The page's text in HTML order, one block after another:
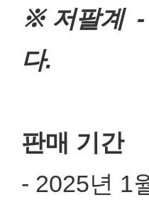
※ 저팔계 -
다.
판매 기간
- 2025년 1